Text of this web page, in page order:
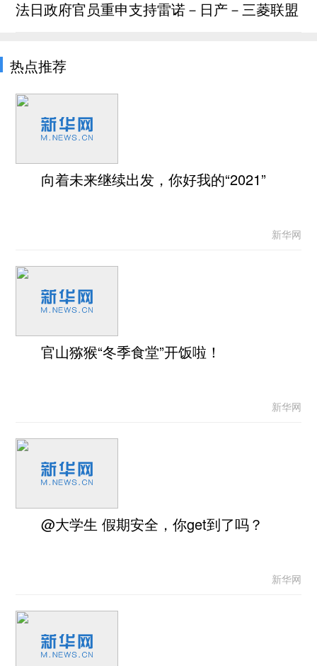
法日政府官员重申支持雷诺－日产－三菱联盟
热点推荐
向着未来继续出发，你好我的“2021”
新华网
官山猕猴“冬季食堂”开饭啦！
新华网
@大学生 假期安全，你get到了吗？
新华网